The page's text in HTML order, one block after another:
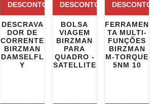
DESCONTO
DESCRAVA
DOR DE
CORRENTE
BIRZMAN
DAMSELFL
Y
DESCONTO
BOLSA
VIAGEM
BIRZMAN
PARA
QUADRO -
SATELLITE
DESCONTO
FERRAMEN
TA MULTI-
FUNÇÕES
BIRZMAN
M-TORQUE
5NM 10